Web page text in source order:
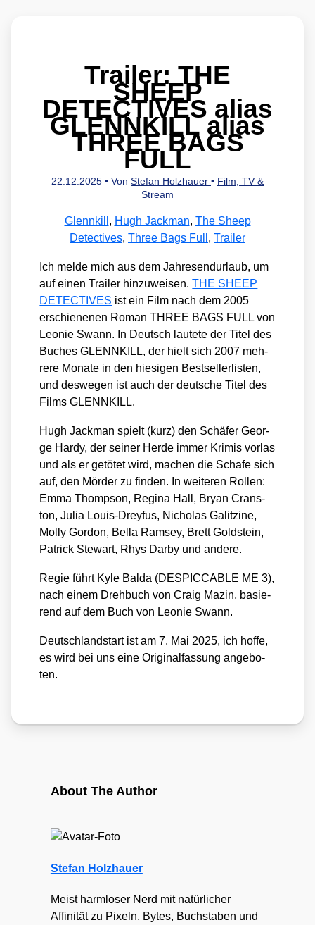
Trailer: THE
SHEEP
DETECTIVES alias
GLENNKILL alias
THREE BAGS
FULL
22.12.2025 • Von Stefan Holzhauer • Film, TV &
Stream
Glennkill , Hugh Jackman, The Sheep
Detectives, Three Bags Full , Trailer
Ich mel­de mich aus dem Jah­res­end­ur­laub, um
auf einen Trai­ler hin­zu­wei­sen.THE SHEEP
DETECTIVES ist ein Film nach dem 2005
erschie­ne­nen Roman THREE BAGS FULL von
Leo­nie Swann. In Deutsch lau­te­te der Titel des
Buches GLENNKILL, der hielt sich 2007 meh­
re­re Mona­te in den hie­si­gen Best­sel­ler­lis­ten,
und des­we­gen ist auch der deut­sche Titel des
Films GLENNKILL.
Hugh Jack­man spielt (kurz) den Schä­fer Geor­
ge Har­dy, der sei­ner Her­de immer Kri­mis vor­las
und als er getö­tet wird, machen die Scha­fe sich
auf, den Mör­der zu fin­den. In wei­te­ren Rol­len:
Emma Thomp­son, Regi­na Hall, Bryan Cran­s­
ton, Julia Lou­is-Drey­fus, Nicho­las Galitzi­ne,
Mol­ly Gor­don, Bel­la Ram­sey, Brett Gold­stein,
Patrick Ste­wart, Rhys Dar­by und ande­re.
Regie führt Kyle Bal­da (DESPICCABLE ME 3),
nach einem Dreh­buch von Craig Mazin, basie­
rend auf dem Buch von Leo­nie Swann.
Deutsch­land­start ist am 7. Mai 2025, ich hof­fe,
es wird bei uns eine Ori­gi­nal­fas­sung ange­bo­
ten.
About The Author
Stefan Holzhauer
Meist harmloser Nerd mit natürlicher
Affinität zu Pixeln, Bytes, Buchstaben und